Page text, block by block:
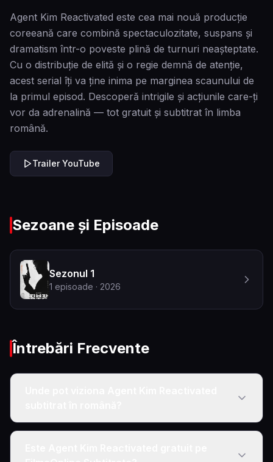
Agent Kim Reactivated este cea mai nouă producție
coreeană care combină spectaculozitate, suspans și
dramatism într-o poveste plină de turnuri neașteptate.
Cu o distribuție de elită și o regie demnă de atenție,
acest serial îți va ține inima pe marginea scaunului de
la primul episod. Descoperă intrigile și acțiunile care-ți
vor da adrenalină — tot gratuit și subtitrat în limba
română.
Trailer YouTube
Sezoane și Episoade
Sezonul 1
1 episoade · 2026
Întrebări Frecvente